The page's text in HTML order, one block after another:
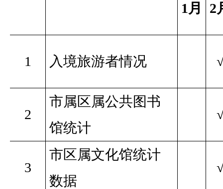
1月 2
1 入境旅游者情况
2
市属区属公共图书
馆统计
3
市区属文化馆统计
数据